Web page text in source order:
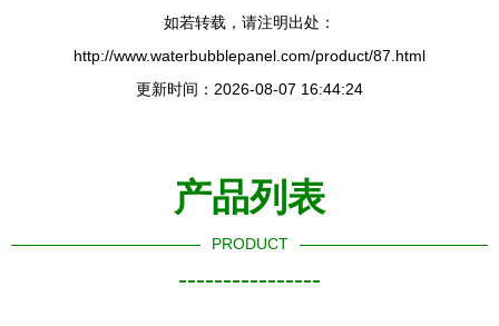
如若转载，请注明出处：
http://www.waterbubblepanel.com/product/87.html
更新时间：2026-08-07 16:44:24
产品列表
PRODUCT
----------------